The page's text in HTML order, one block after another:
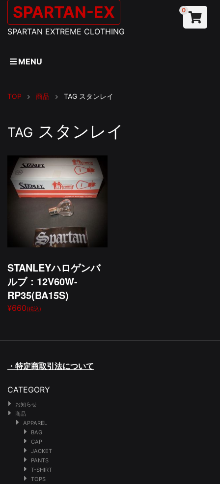
SPARTAN-EX
SPARTAN EXTREME CLOTHING
0
MENU
TOP 商品 TAG スタンレイ
TAG スタンレイ
STANLEYハロゲンバ
ルブ：12V60W-
RP35(BA15S)
¥660(税込)
・特定商取引法について
CATEGORY
お知らせ
商品
APPAREL
BAG
CAP
JACKET
PANTS
T-SHIRT
TOPS